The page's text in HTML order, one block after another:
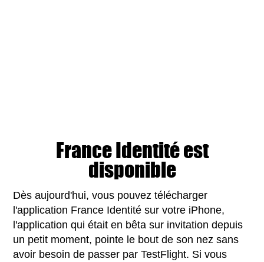
France Identité est
disponible
Dès aujourd'hui, vous pouvez télécharger
l'application France Identité sur votre iPhone,
l'application qui était en bêta sur invitation depuis
un petit moment, pointe le bout de son nez sans
avoir besoin de passer par TestFlight. Si vous